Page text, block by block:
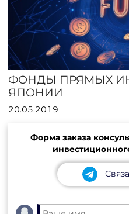
ФОНДЫ ПРЯМЫХ
ЯПОНИИ
20.05.2019
Форма заказа